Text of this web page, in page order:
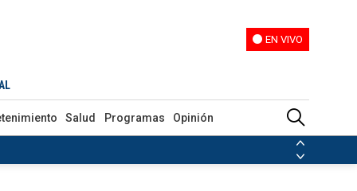
EN VIVO
Salud Programas Opinión
de las FARC